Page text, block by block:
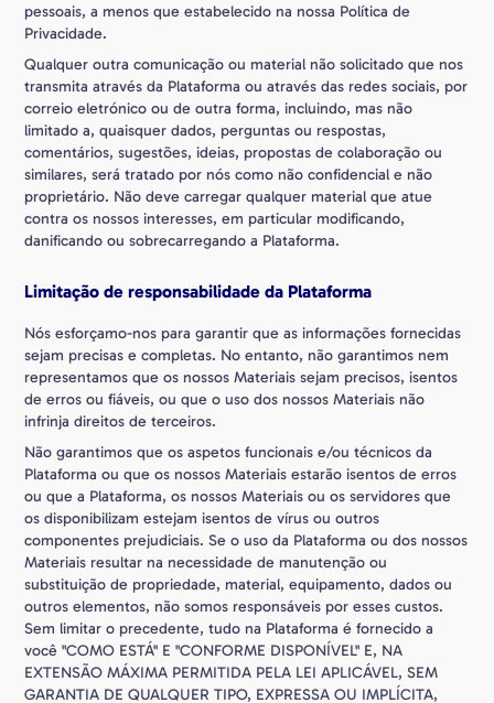
pessoais, a menos que estabelecido na nossa Política de
Privacidade.
Qualquer outra comunicação ou material não solicitado que nos
transmita através da Plataforma ou através das redes sociais, por
correio eletrónico ou de outra forma, incluindo, mas não
limitado a, quaisquer dados, perguntas ou respostas,
comentários, sugestões, ideias, propostas de colaboração ou
similares, será tratado por nós como não confidencial e não
proprietário. Não deve carregar qualquer material que atue
contra os nossos interesses, em particular modificando,
danificando ou sobrecarregando a Plataforma.
Limitação de responsabilidade da Plataforma
Nós esforçamo-nos para garantir que as informações fornecidas
sejam precisas e completas. No entanto, não garantimos nem
representamos que os nossos Materiais sejam precisos, isentos
de erros ou fiáveis, ou que o uso dos nossos Materiais não
infrinja direitos de terceiros.
Não garantimos que os aspetos funcionais e/ou técnicos da
Plataforma ou que os nossos Materiais estarão isentos de erros
ou que a Plataforma, os nossos Materiais ou os servidores que
os disponibilizam estejam isentos de vírus ou outros
componentes prejudiciais. Se o uso da Plataforma ou dos nossos
Materiais resultar na necessidade de manutenção ou
substituição de propriedade, material, equipamento, dados ou
outros elementos, não somos responsáveis por esses custos.
Sem limitar o precedente, tudo na Plataforma é fornecido a
você "COMO ESTÁ" E "CONFORME DISPONÍVEL" E, NA
EXTENSÃO MÁXIMA PERMITIDA PELA LEI APLICÁVEL, SEM
GARANTIA DE QUALQUER TIPO, EXPRESSA OU IMPLÍCITA,